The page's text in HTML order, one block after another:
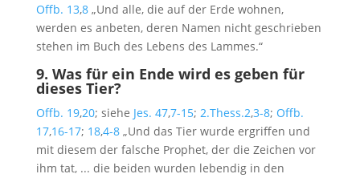
Offb. 13,8„Und alle, die auf der Erde wohnen,
werden es anbeten, deren Namen nicht geschrieben
stehen im Buch des Lebens des Lammes.“
9. Was für ein Ende wird es geben für
dieses Tier?
Offb. 19,20; siehe Jes. 47,7-15; 2.Thess.2,3-8; Offb.
17,16-17; 18,4-8„Und das Tier wurde ergriffen und
mit diesem der falsche Prophet, der die Zeichen vor
ihm tat, ... die beiden wurden lebendig in den